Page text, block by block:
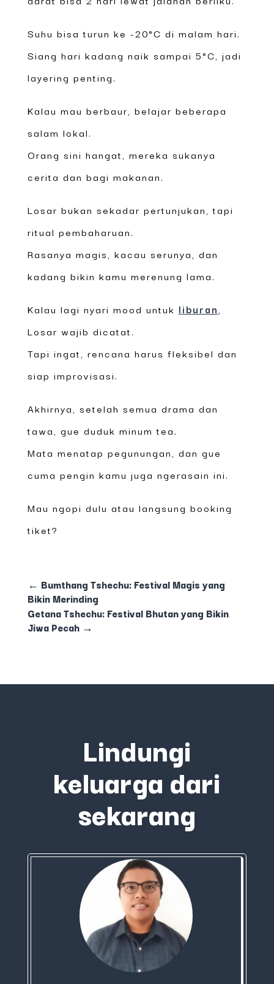
Suhu bisa turun ke -20°C di malam hari.
Siang hari kadang naik sampai 5°C, jadi
layering penting.
Kalau mau berbaur, belajar beberapa
salam lokal.
Orang sini hangat, mereka sukanya
cerita dan bagi makanan.
Losar bukan sekadar pertunjukan, tapi
ritual pembaharuan.
Rasanya magis, kacau serunya, dan
kadang bikin kamu merenung lama.
Kalau lagi nyari mood untuk liburan
Losar wajib dicatat.
Tapi ingat, rencana harus fleksibel dan
siap improvisasi.
Akhirnya, setelah semua drama dan
tawa, gue duduk minum tea.
Mata menatap pegunungan, dan gue
cuma pengin kamu juga ngerasain ini.
Mau ngopi dulu atau langsung booking
tiket?
← Bumthang Tshechu: Festival Magis yang
Bikin Merinding
Getana Tshechu: Festival Bhutan yang Bikin
Jiwa Pecah→
Lindungi
keluarga dari
sekarang